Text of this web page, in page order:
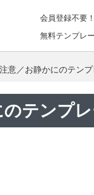
会員登録不要！
無料テンプレ
意／お静かにのテン
テンプ